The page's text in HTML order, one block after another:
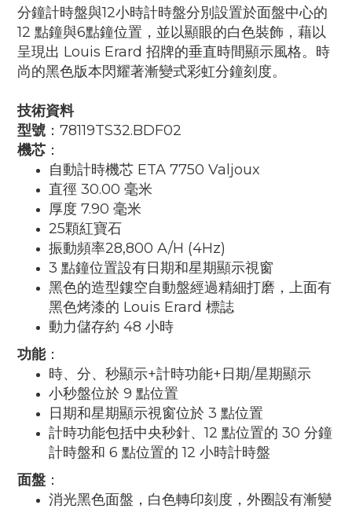
分鐘計時盤與12小時計時盤分別設置於面盤中心的
12 點鐘與6點鐘位置，並以顯眼的白色裝飾，藉以
呈現出 Louis Erard 招牌的垂直時間顯示風格。時
尚的黑色版本閃耀著漸變式彩虹分鐘刻度。
技術資料
型號 ：78119TS32.BDF02
機芯 ：
自動計時機芯 ETA 7750 Valjoux
直徑 30.00 毫米
厚度 7.90 毫米
25顆紅寶石
振動頻率28,800 A/H (4Hz)
3 點鐘位置設有日期和星期顯示視窗
黑色的造型鏤空自動盤經過精細打磨，上面有
黑色烤漆的 Louis Erard 標誌
動力儲存約 48 小時
功能：
時、分、秒顯示+計時功能+日期/星期顯示
小秒盤位於 9 點位置
日期和星期顯示視窗位於 3 點位置
計時功能包括中央秒針、12 點位置的 30 分鐘
計時盤和 6 點位置的 12 小時計時盤
面盤 ：
消光黑色面盤，白色轉印刻度，外圈設有漸變